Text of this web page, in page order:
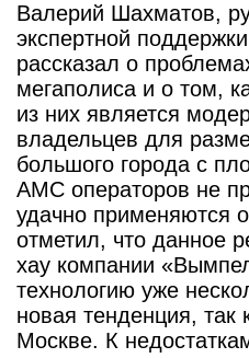
Валерий Шахматов,
экспертной
рассказал о
мегаполиса и о том,
из них является
владельцев для
большого города с
АМС операторов не
удачно применяются
отметил, что данное
хау компании
технологию уже
новая тенденция,
Москве. К